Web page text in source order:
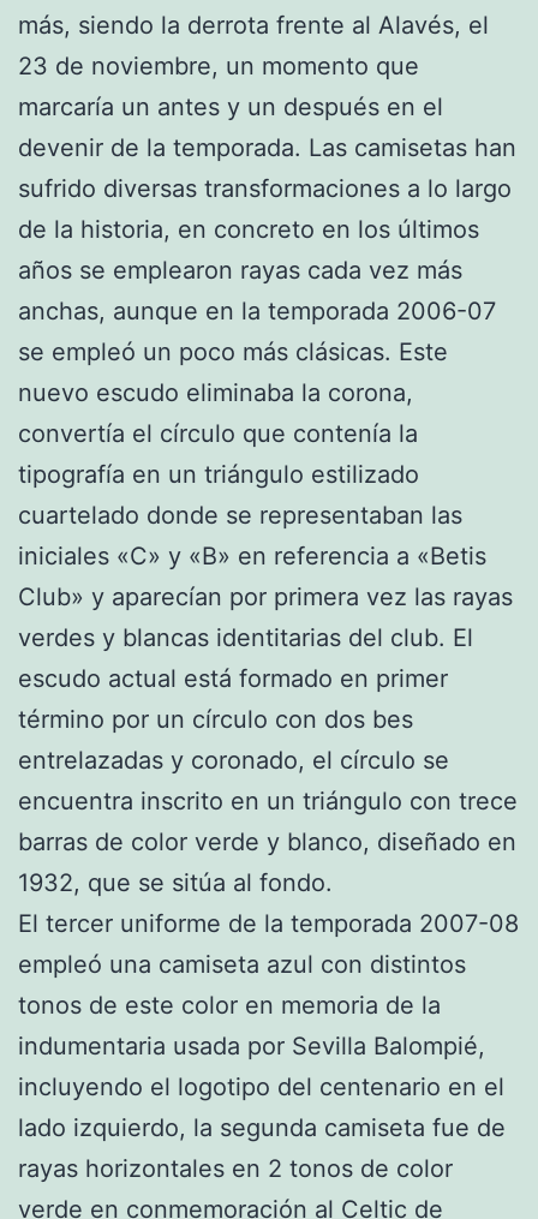
más, siendo la derrota frente al Alavés, el
23 de noviembre, un momento que
marcaría un antes y un después en el
devenir de la temporada. Las camisetas han
sufrido diversas transformaciones a lo largo
de la historia, en concreto en los últimos
años se emplearon rayas cada vez más
anchas, aunque en la temporada 2006-07
se empleó un poco más clásicas. Este
nuevo escudo eliminaba la corona,
convertía el círculo que contenía la
tipografía en un triángulo estilizado
cuartelado donde se representaban las
iniciales «C» y «B» en referencia a «Betis
Club» y aparecían por primera vez las rayas
verdes y blancas identitarias del club. El
escudo actual está formado en primer
término por un círculo con dos bes
entrelazadas y coronado, el círculo se
encuentra inscrito en un triángulo con trece
barras de color verde y blanco, diseñado en
1932, que se sitúa al fondo.
El tercer uniforme de la temporada 2007-08
empleó una camiseta azul con distintos
tonos de este color en memoria de la
indumentaria usada por Sevilla Balompié,
incluyendo el logotipo del centenario en el
lado izquierdo, la segunda camiseta fue de
rayas horizontales en 2 tonos de color
verde en conmemoración al Celtic de